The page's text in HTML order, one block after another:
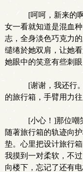
[呵呵，新来的
女一看就知道是混血
志，全身淡色巧克力
缱绻於她双肩，让她
她眼中的笑意有些刺眼
[谢谢，我还行
的旅行箱，手臂用力
[小心！]那位嘲
随著旅行箱的轨迹向
垫。心里把设计旅行
我摸到一对柔软，不
向楼下，忘记了还有